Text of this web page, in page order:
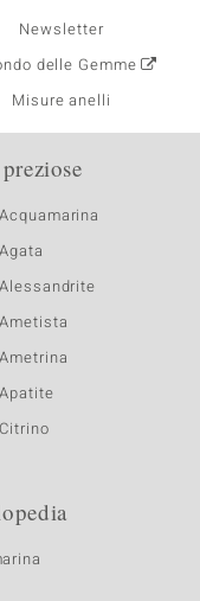
Newsletter
delle Gemme
Misure anelli